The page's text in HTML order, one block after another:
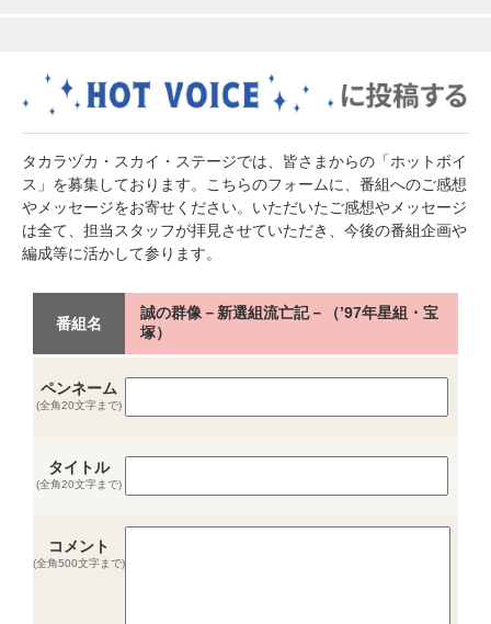
タカラヅカ・スカイ・ステージでは、皆さまからの「ホットボイ
ス」を募集しております。こちらのフォームに、番組へのご感想
やメッセージをお寄せください。いただいたご感想やメッセージ
は全て、担当スタッフが拝見させていただき、今後の番組企画や
編成等に活かして参ります。
番組名
誠の群像－新選組流亡記－（’97年星組・宝
塚）
ペンネーム
(全角20文字まで)
タイトル
(全角20文字まで)
コメント
(全角500文字まで)